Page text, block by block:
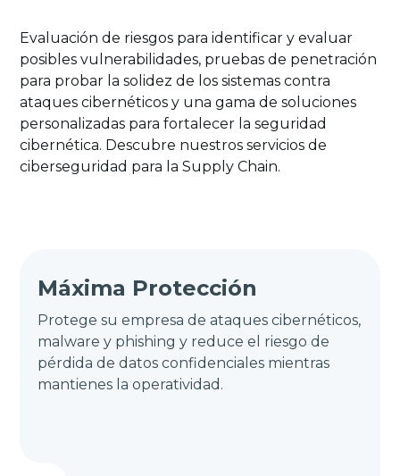
Evaluación de riesgos para identificar y evaluar
posibles vulnerabilidades, pruebas de penetración
para probar la solidez de los sistemas contra
ataques cibernéticos y una gama de soluciones
personalizadas para fortalecer la seguridad
cibernética. Descubre nuestros servicios de
ciberseguridad para la Supply Chain.
Máxima Protección
Protege su empresa de ataques cibernéticos,
malware y phishing y reduce el riesgo de
pérdida de datos confidenciales mientras
mantienes la operatividad.